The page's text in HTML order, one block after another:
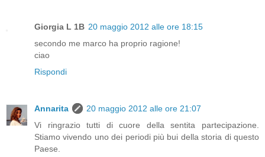
Giorgia L 1B 20 maggio 2012 alle ore 18:15
secondo me marco ha proprio ragione!
ciao
Rispondi
Annarita
20 maggio 2012 alle ore 21:07
Vi ringrazio tutti di cuore della sentita partecipazione.
Stiamo vivendo uno dei periodi più bui della storia di questo
Paese.